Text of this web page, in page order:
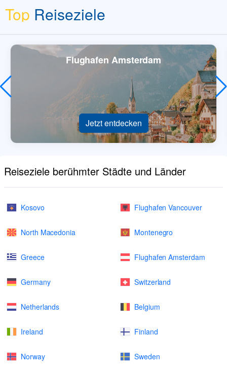
Top Reiseziele
Flughafen Amsterdam
Jetzt entdecken
Reiseziele berühmter Städte und Länder
Kosovo Flughafen Vancouver
North Macedonia Montenegro
Greece Flughafen Amsterdam
Germany Switzerland
Netherlands Belgium
Ireland Finland
Norway Sweden